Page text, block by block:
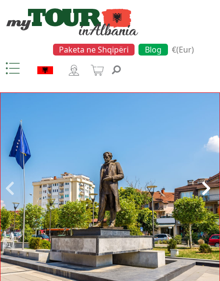
Paketa ne Shqipëri Blog €(Eur)